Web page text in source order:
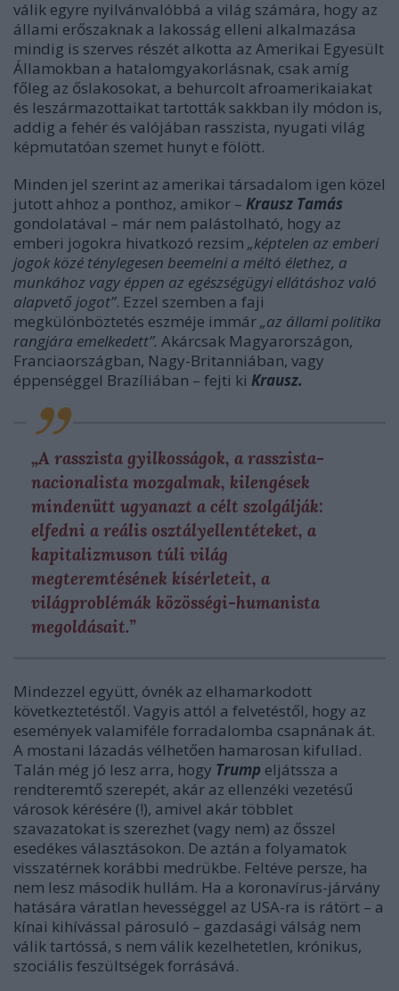
válik egyre nyilvánvalóbbá a világ számára, hogy az
állami erőszaknak a lakosság elleni alkalmazása
mindig is szerves részét alkotta az Amerikai Egyesült
Államokban a hatalomgyakorlásnak, csak amíg
főleg az őslakosokat, a behurcolt afroamerikaiakat
és leszármazottaikat tartották sakkban ily módon is,
addig a fehér és valójában rasszista, nyugati világ
képmutatóan szemet hunyt e fölött.
Minden jel szerint az amerikai társadalom igen közel
jutott ahhoz a ponthoz, amikor – Krausz Tamás
gondolatával – már nem palástolható, hogy az
emberi jogokra hivatkozó rezsim „képtelen az emberi
jogok közé ténylegesen beemelni a méltó élethez, a
munkához vagy éppen az egészségügyi ellátáshoz való
alapvető jogot”. Ezzel szemben a faji
megkülönböztetés eszméje immár„az állami politika
rangjára emelkedett”. Akárcsak Magyarországon,
Franciaországban, Nagy-Britanniában, vagy
éppenséggel Brazíliában – fejti ki Krausz.
„A rasszista gyilkosságok, a rasszista-
nacionalista mozgalmak, kilengések
mindenütt ugyanazt a célt szolgálják:
elfedni a reális osztályellentéteket, a
kapitalizmuson túli világ
megteremtésének kísérleteit, a
világproblémák közösségi-humanista
megoldásait.”
Mindezzel együtt, óvnék az elhamarkodott
következtetéstől. Vagyis attól a felvetéstől, hogy az
események valamiféle forradalomba csapnának át.
A mostani lázadás vélhetően hamarosan kifullad.
Talán még jó lesz arra, hogy Trump eljátssza a
rendteremtő szerepét, akár az ellenzéki vezetésű
városok kérésére (!), amivel akár többlet
szavazatokat is szerezhet (vagy nem) az ősszel
esedékes választásokon. De aztán a folyamatok
visszatérnek korábbi medrükbe. Feltéve persze, ha
nem lesz második hullám. Ha a koronavírus-járvány
hatására váratlan hevességgel az USA-ra is rátört – a
kínai kihívással párosuló – gazdasági válság nem
válik tartóssá, s nem válik kezelhetetlen, krónikus,
szociális feszültségek forrásává.